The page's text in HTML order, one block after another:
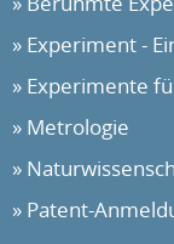
Experiment -
Experimente
Metrologie
Patent-